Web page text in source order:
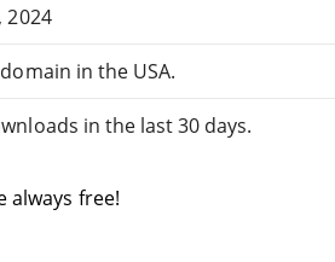
2024
in the USA.
in the last 30 days.
always free!